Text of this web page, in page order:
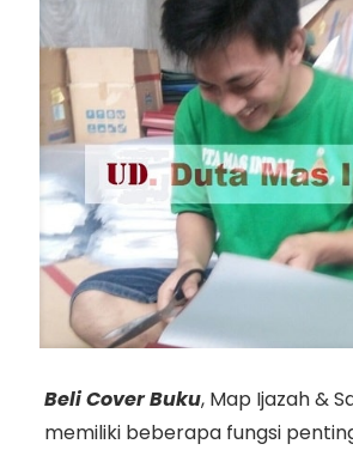
Beli Cover Buku, Map Ijazah &
memiliki beberapa fungsi